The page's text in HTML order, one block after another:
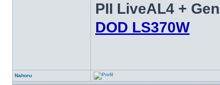
PII LiveAL4 +
DOD LS370W
Nahoru